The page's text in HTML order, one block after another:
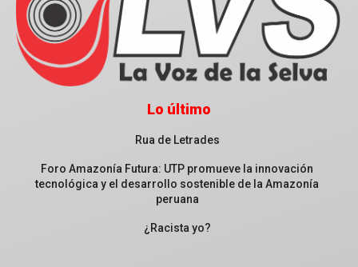
Lo último
Rua de Letrades
Foro Amazonía Futura: UTP promueve la innovación
tecnológica y el desarrollo sostenible de la Amazonía
peruana
¿Racista yo?